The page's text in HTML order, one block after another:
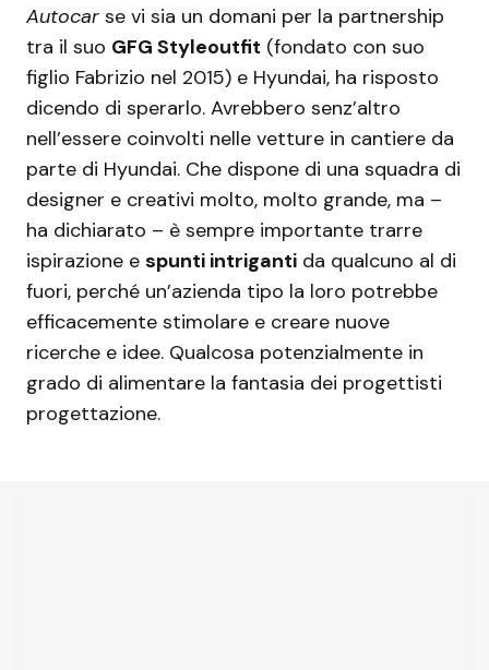
Autocar se vi sia un domani per la partnership
tra il suo GFG Styleoutfit (fondato con suo
figlio Fabrizio nel 2015) e Hyundai, ha risposto
dicendo di sperarlo. Avrebbero senz’altro
nell’essere coinvolti nelle vetture in cantiere da
parte di Hyundai. Che dispone di una squadra di
designer e creativi molto, molto grande, ma –
ha dichiarato – è sempre importante trarre
ispirazione e spunti intriganti da qualcuno al di
fuori, perché un’azienda tipo la loro potrebbe
efficacemente stimolare e creare nuove
ricerche e idee. Qualcosa potenzialmente in
grado di alimentare la fantasia dei progettisti
progettazione.